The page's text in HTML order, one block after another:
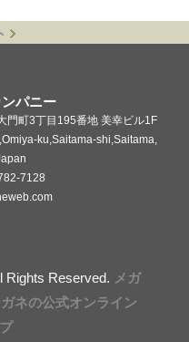
パニー
門町3丁目195番地 美幸ビル1F
ku,Saitama-shi,Saitama,
7128
Rights Reserved. メガ
ネの公式オンライン